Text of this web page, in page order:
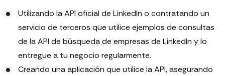
Utilizando la API oficial de LinkedIn o contratando un
servicio de terceros que utilice ejemplos de consultas
de la API de búsqueda de empresas de LinkedIn y lo
entregue a tu negocio regularmente.
Creando una aplicación que utilice la API, asegurando